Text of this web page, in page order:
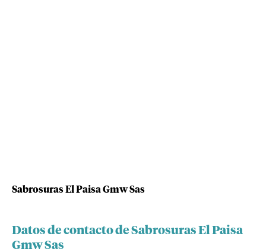
Sabrosuras El Paisa Gmw Sas
Datos de contacto de Sabrosuras El Paisa
Gmw Sas